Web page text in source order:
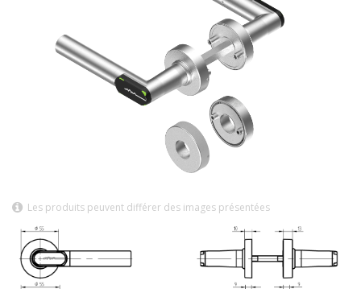
Les produits peuvent différer des images présentées